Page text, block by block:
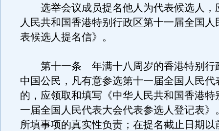
选举会议成员提名他人为代表候选人，
人民共和国香港特别行政区第十一届全国人
表候选人提名信》。
第十一条 年满十八周岁的香港特别行
中国公民，凡有意参选第十一届全国人民代
的，应领取和填写《中华人民共和国香港特
一届全国人民代表大会代表参选人登记表》
所填事项的真实性负责；在提名截止日期以